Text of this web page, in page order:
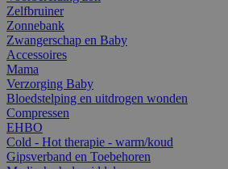
Zelfbruiner
Zonnebank
Zwangerschap en Baby
Accessoires
Mama
Verzorging Baby
Bloedstelping en uitdrogen wonden
Compressen
EHBO
Cold - Hot therapie - warm/koud
Gipsverband en Toebehoren